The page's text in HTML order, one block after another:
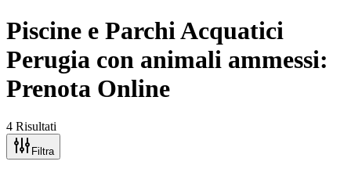
Piscine e Parchi Acquatici
Perugia con animali ammessi:
Prenota Online
4 Risultati
Filtra